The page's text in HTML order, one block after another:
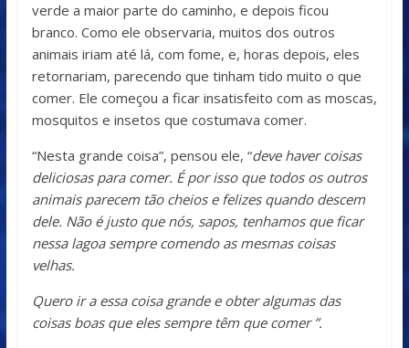
verde a maior parte do caminho, e depois ficou
branco. Como ele observaria, muitos dos outros
animais iriam até lá, com fome, e, horas depois, eles
retornariam, parecendo que tinham tido muito o que
comer. Ele começou a ficar insatisfeito com as moscas,
mosquitos e insetos que costumava comer.
“Nesta grande coisa”, pensou ele, “deve haver coisas
deliciosas para comer. É por isso que todos os outros
animais parecem tão cheios e felizes quando descem
dele. Não é justo que nós, sapos, tenhamos que ficar
nessa lagoa sempre comendo as mesmas coisas
velhas.
Quero ir a essa coisa grande e obter algumas das
coisas boas que eles sempre têm que comer ”.